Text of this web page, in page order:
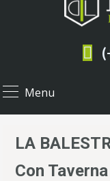
Menu
LA
Con